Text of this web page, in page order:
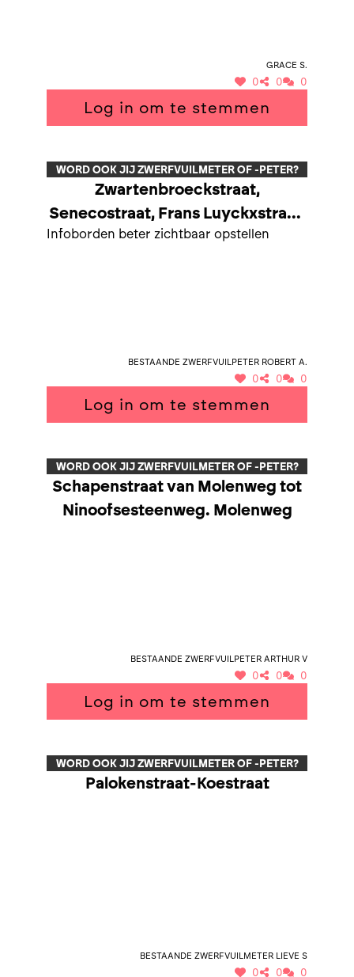
Grace S.
0 0 0
Log in om te stemmen
WORD OOK JIJ ZWERFVUILMETER OF -PETER?
Zwartenbroeckstraat,
Senecostraat, Frans Luyckxstraat,
J. Van den Bosschestraat,
Infoborden beter zichtbaar opstellen
Bestaande zwerfvuilpeter Robert A.
0 0 0
Log in om te stemmen
WORD OOK JIJ ZWERFVUILMETER OF -PETER?
Schapenstraat van Molenweg tot
Ninoofsesteenweg. Molenweg
Bestaande zwerfvuilpeter Arthur V
0 0 0
Log in om te stemmen
WORD OOK JIJ ZWERFVUILMETER OF -PETER?
Palokenstraat-Koestraat
Bestaande zwerfvuilmeter Lieve S
0 0 0